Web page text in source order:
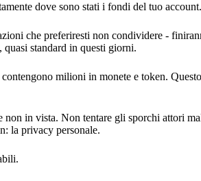
dove sono stati i fondi del tuo account.
che preferiresti non condividere -
quasi standard in questi giorni.
contengono milioni in monete e token.
in vista. Non tentare gli sporchi attori
la privacy personale.